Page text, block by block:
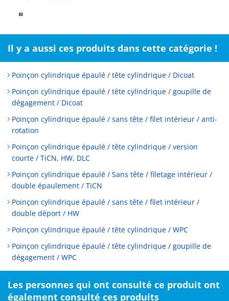
Il y a aussi ces produits dans cette catégorie !
Poinçon cylindrique épaulé / tête cylindrique / Dicoat
Poinçon cylindrique épaulé / tête cylindrique / goupille de
dégagement / Dicoat
Poinçon cylindrique épaulé / sans tête / filet intérieur / anti-
rotation
Poinçon cylindrique épaulé / tête cylindrique / version
courte / TiCN, HW, DLC
Poinçon cylindrique épaulé / Sans tête / filetage intérieur /
double épaulement / TiCN
Poinçon cylindrique épaulé / sans tête / filet intérieur /
double déport / HW
Poinçon cylindrique épaulé / tête cylindrique / WPC
Poinçon cylindrique épaulé / tête cylindrique / goupille de
dégagement / WPC
Les personnes qui ont consulté ce produit ont
également consulté ces produits